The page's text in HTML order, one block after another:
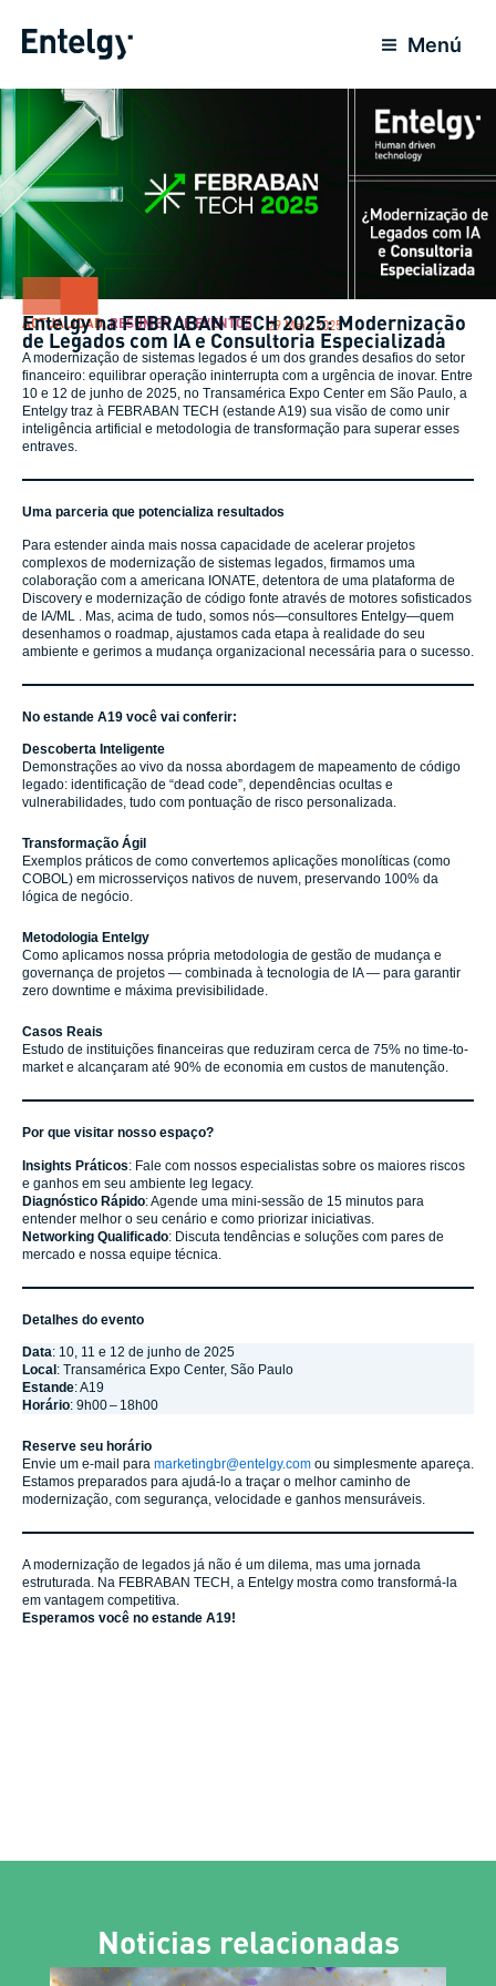
para
conteúdo
Menú
ACTUALIDAD,RESUMEN DE EVENTOS 29 Maio 2025
Entelgy na FEBRABAN TECH 2025: Modernização
de Legados com IA e Consultoria Especializada
A modernização de sistemas legados é um dos grandes desafios do setor
financeiro: equilibrar operação ininterrupta com a urgência de inovar. Entre
10 e 12 de junho de 2025, no Transamérica Expo Center em São Paulo, a
Entelgy traz à FEBRABAN TECH (estande A19) sua visão de como unir
inteligência artificial e metodologia de transformação para superar esses
entraves.
Uma parceria que potencializa resultados
Para estender ainda mais nossa capacidade de acelerar projetos
complexos de modernização de sistemas legados, firmamos uma
colaboração com a americana IONATE, detentora de uma plataforma de
Discovery e modernização de código fonte através de motores sofisticados
de IA/ML . Mas, acima de tudo, somos nós—consultores Entelgy—quem
desenhamos o roadmap, ajustamos cada etapa à realidade do seu
ambiente e gerimos a mudança organizacional necessária para o sucesso.
No estande A19 você vai conferir:
Descoberta Inteligente
Demonstrações ao vivo da nossa abordagem de mapeamento de código
legado: identificação de “dead code”, dependências ocultas e
vulnerabilidades, tudo com pontuação de risco personalizada.
Transformação Ágil
Exemplos práticos de como convertemos aplicações monolíticas (como
COBOL) em microsserviços nativos de nuvem, preservando 100% da
lógica de negócio.
Metodologia Entelgy
Como aplicamos nossa própria metodologia de gestão de mudança e
governança de projetos — combinada à tecnologia de IA — para garantir
zero downtime e máxima previsibilidade.
Casos Reais
Estudo de instituições financeiras que reduziram cerca de 75% no time-to-
market e alcançaram até 90% de economia em custos de manutenção.
Por que visitar nosso espaço?
Insights Práticos: Fale com nossos especialistas sobre os maiores riscos
e ganhos em seu ambiente leg legacy.
Diagnóstico Rápido: Agende uma mini-sessão de 15 minutos para
entender melhor o seu cenário e como priorizar iniciativas.
Networking Qualificado: Discuta tendências e soluções com pares de
mercado e nossa equipe técnica.
Detalhes do evento
Data: 10, 11 e 12 de junho de 2025
Local : Transamérica Expo Center, São Paulo
Estande: A19
Horário: 9h00 – 18h00
Reserve seu horário
Envie um e-mail para marketingbr@entelgy.com ou simplesmente apareça.
Estamos preparados para ajudá-lo a traçar o melhor caminho de
modernização, com segurança, velocidade e ganhos mensuráveis.
A modernização de legados já não é um dilema, mas uma jornada
estruturada. Na FEBRABAN TECH, a Entelgy mostra como transformá-la
em vantagem competitiva.
Esperamos você no estande A19!
Noticias relacionadas